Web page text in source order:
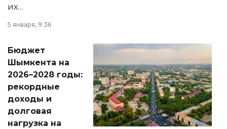
их
принести
народу
Венесуэлы.
5 января, 9:36
Бюджет
Шымкента на
2026–2028 годы:
рекордные
доходы и
долговая
нагрузка на